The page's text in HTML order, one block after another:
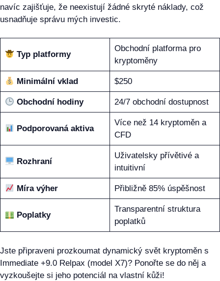
navíc zajišťuje, že neexistují žádné skryté náklady, což
usnadňuje správu mých investic.
Typ platformy
Obchodní platforma pro
kryptoměny
Minimální vklad $250
Obchodní hodiny 24/7 obchodní dostupnost
Podporovaná aktiva
Více než 14 kryptoměn a
CFD
Rozhraní
Uživatelsky přívětivé a
intuitivní
Míra výher Přibližně 85% úspěšnost
Poplatky
Transparentní struktura
poplatků
Jste připraveni prozkoumat dynamický svět kryptoměn s
Immediate +9.0 Relpax (model X7)? Ponořte se do něj a
vyzkoušejte si jeho potenciál na vlastní kůži!